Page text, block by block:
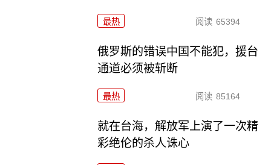
最热 阅读 65394
俄罗斯的错误中国不能犯，援台
通道必须被斩断
最热 阅读 85164
就在台海，解放军上演了一次精
彩绝伦的杀人诛心